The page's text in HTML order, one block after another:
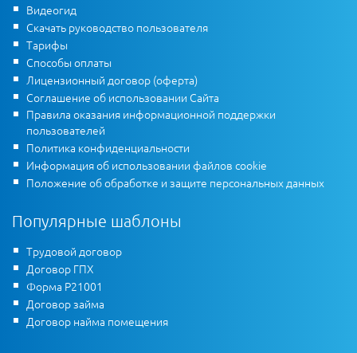
Видеогид
Скачать руководство пользователя
Тарифы
Способы оплаты
Лицензионный договор (оферта)
Соглашение об использовании Сайта
Правила оказания информационной поддержки
пользователей
Политика конфиденциальности
Информация об использовании файлов cookie
Положение об обработке и защите персональных данных
Популярные шаблоны
Трудовой договор
Договор ГПХ
Форма Р21001
Договор займа
Договор найма помещения